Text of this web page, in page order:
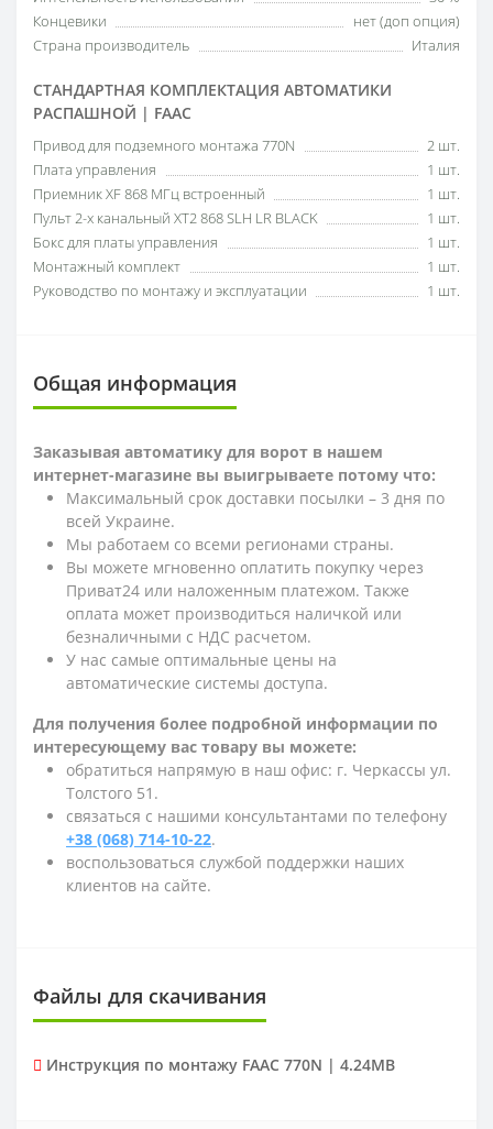
Концевики
нет (доп опция)
Страна производитель
Италия
СТАНДАРТНАЯ КОМПЛЕКТАЦИЯ АВТОМАТИКИ
РАСПАШНОЙ | FAAC
Привод для подземного монтажа 770N
2 шт.
Плата управления
1 шт.
Приемник XF 868 МГц встроенный
1 шт.
Пульт 2-х канальный XT2 868 SLH LR BLACK
1 шт.
Бокс для платы управления
1 шт.
Монтажный комплект
1 шт.
Руководство по монтажу и эксплуатации
1 шт.
Общая информация
Заказывая автоматику для ворот в нашем
интернет-магазине вы выигрываете потому что:
Максимальный срок доставки посылки – 3 дня по
всей Украине.
Мы работаем со всеми регионами страны.
Вы можете мгновенно оплатить покупку через
Приват24 или наложенным платежом. Также
оплата может производиться наличкой или
безналичными с НДС расчетом.
У нас самые оптимальные цены на
автоматические системы доступа.
Для получения более подробной информации по
интересующему вас товару вы можете:
обратиться напрямую в наш офис: г. Черкассы ул.
Толстого 51.
связаться с нашими консультантами по телефону
+38 (068) 714-10-22.
воспользоваться службой поддержки наших
клиентов на сайте.
Файлы для скачивания
Инструкция по монтажу FAAC 770N | 4.24MB